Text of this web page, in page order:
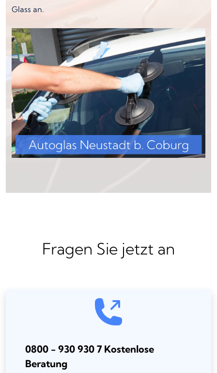
Glass an.
Fragen Sie jetzt an
0800 - 930 930 7 Kostenlose
Beratung